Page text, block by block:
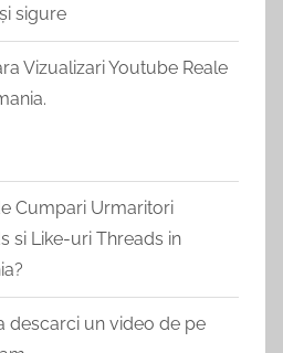
sigure
Vizualizari Youtube Reale
Cumpari Urmaritori
si Like-uri Threads in
descarci un video de pe